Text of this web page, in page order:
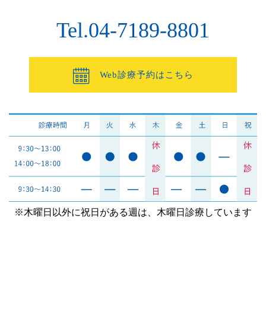
Tel.04-7189-8801
Web診療予約はこちら
※木曜日以外に祝日がある週は、木曜日診療しています